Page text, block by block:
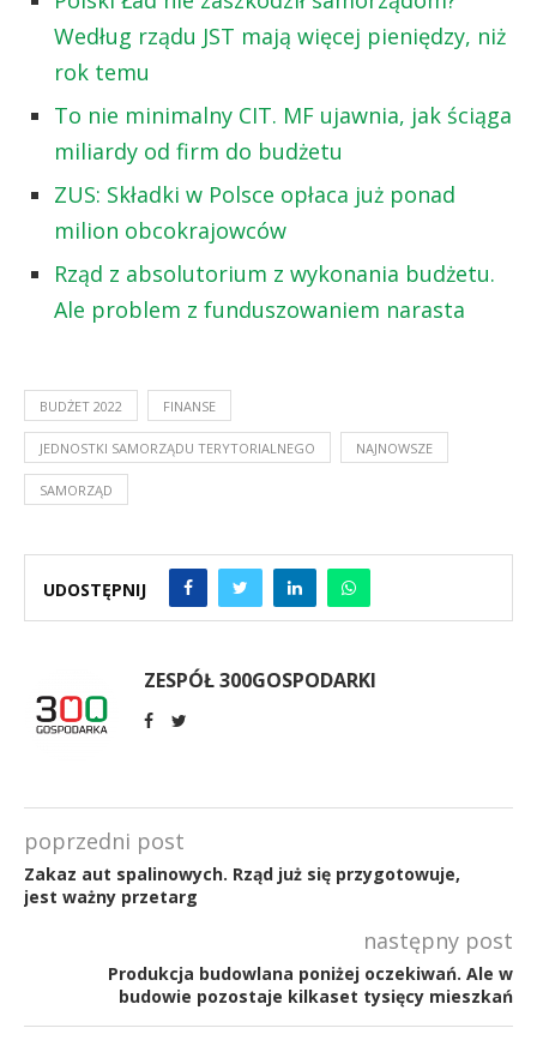
Według rządu JST mają więcej pieniędzy, niż
rok temu
To nie minimalny CIT. MF ujawnia, jak ściąga
miliardy od firm do budżetu
ZUS: Składki w Polsce opłaca już ponad
milion obcokrajowców
Rząd z absolutorium z wykonania budżetu.
Ale problem z funduszowaniem narasta
BUDŻET 2022 FINANSE
JEDNOSTKI SAMORZĄDU TERYTORIALNEGO NAJNOWSZE
SAMORZĄD
UDOSTĘPNIJ
ZESPÓŁ 300GOSPODARKI
poprzedni post
Zakaz aut spalinowych. Rząd już się przygotowuje,
jest ważny przetarg
następny post
Produkcja budowlana poniżej oczekiwań. Ale w
budowie pozostaje kilkaset tysięcy mieszkań